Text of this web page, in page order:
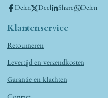
Delen Deel Share Delen
Klantenservice
Retourneren
Levertijd en verzendkosten
Garantie en klachten